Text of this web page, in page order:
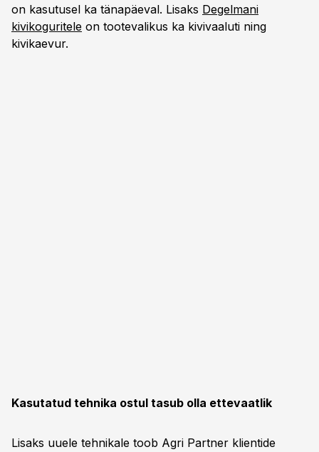
on kasutusel ka tänapäeval. Lisaks Degelmani
kivikoguritele on tootevalikus ka kivivaaluti ning
kivikaevur.
Kasutatud tehnika ostul tasub olla ettevaatlik
Lisaks uuele tehnikale toob Agri Partner klientide